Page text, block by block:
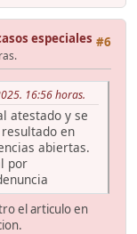
#6
especiales
16:56 horas.
atestado y se
en
abiertas.
por
el articulo en